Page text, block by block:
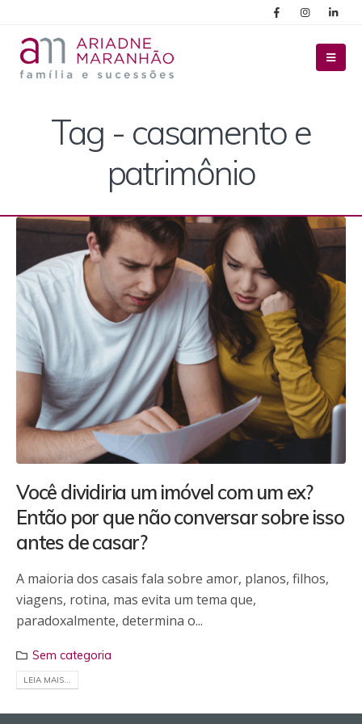
Tag - casamento e
patrimônio
Você dividiria um imóvel com um ex?
Então por que não conversar sobre isso
antes de casar?
A maioria dos casais fala sobre amor, planos, filhos,
viagens, rotina, mas evita um tema que,
paradoxalmente, determina o...
Sem categoria
LEIA MAIS...